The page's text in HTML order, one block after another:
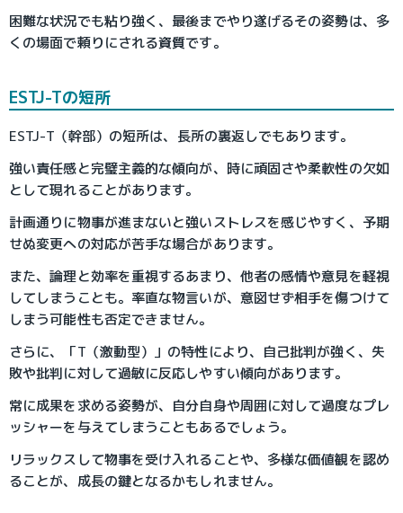
困難な状況でも粘り強く、最後までやり遂げるその姿勢は、多
くの場面で頼りにされる資質です。
ESTJ-Tの短所
ESTJ-T（幹部）の短所は、長所の裏返しでもあります。
強い責任感と完璧主義的な傾向が、時に頑固さや柔軟性の欠如
として現れることがあります。
計画通りに物事が進まないと強いストレスを感じやすく、予期
せぬ変更への対応が苦手な場合があります。
また、論理と効率を重視するあまり、他者の感情や意見を軽視
してしまうことも。率直な物言いが、意図せず相手を傷つけて
しまう可能性も否定できません。
さらに、「T（激動型）」の特性により、自己批判が強く、失
敗や批判に対して過敏に反応しやすい傾向があります。
常に成果を求める姿勢が、自分自身や周囲に対して過度なプレ
ッシャーを与えてしまうこともあるでしょう。
リラックスして物事を受け入れることや、多様な価値観を認め
ることが、成長の鍵となるかもしれません。